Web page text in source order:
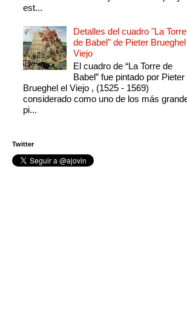
est...
Detalles del cuadro "La Torre
de Babel" de Pieter
Viejo
El cuadro de “La Torre de
Babel” fue pintado por Pieter
Brueghel el Viejo , (1525 - 1569)
considerado como uno de los más
pi...
Twitter